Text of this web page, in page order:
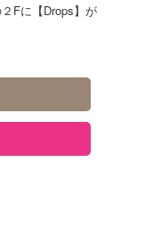
Fに【Drops】が